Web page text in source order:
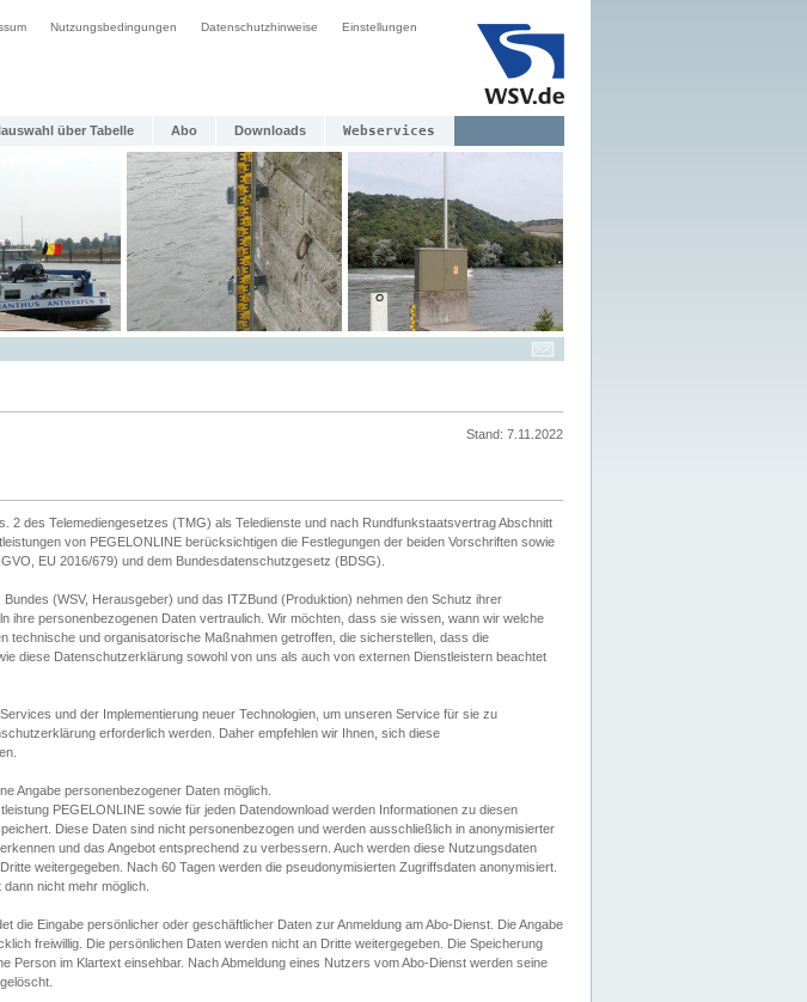
Nutzungsbedingungen Datenschutzhinweise Einstellungen
über Tabelle Abo Downloads Webservices
Stand: 7.11.2022
2 des Telemediengesetzes (TMG) als Teledienste und nach Rundfunkstaatsvertrag Abschnitt
von PEGELONLINE berücksichtigen die Festlegungen der beiden Vorschriften sowie
EU 2016/679) und dem Bundesdatenschutzgesetz (BDSG).
(WSV, Herausgeber) und das ITZBund (Produktion) nehmen den Schutz ihrer
ihre personenbezogenen Daten vertraulich. Wir möchten, dass sie wissen, wann wir welche
technische und organisatorische Maßnahmen getroffen, die sicherstellen, dass die
diese Datenschutzerklärung sowohl von uns als auch von externen Dienstleistern beachtet
und der Implementierung neuer Technologien, um unseren Service für sie zu
erforderlich werden. Daher empfehlen wir Ihnen, sich diese
Angabe personenbezogener Daten möglich.
PEGELONLINE sowie für jeden Datendownload werden Informationen zu diesen
Diese Daten sind nicht personenbezogen und werden ausschließlich in anonymisierter
und das Angebot entsprechend zu verbessern. Auch werden diese Nutzungsdaten
weitergegeben. Nach 60 Tagen werden die pseudonymisierten Zugriffsdaten anonymisiert.
nicht mehr möglich.
die Eingabe persönlicher oder geschäftlicher Daten zur Anmeldung am Abo-Dienst. Die Angabe
freiwillig. Die persönlichen Daten werden nicht an Dritte weitergegeben. Die Speicherung
Person im Klartext einsehbar. Nach Abmeldung eines Nutzers vom Abo-Dienst werden seine